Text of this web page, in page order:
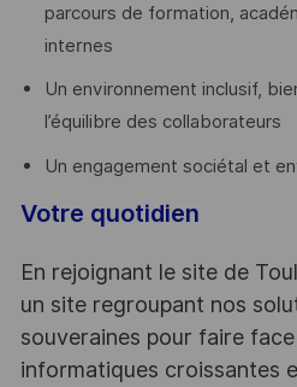
parcours de formation,
internes
Un environnement inclusif,
l’équilibre des collaborateurs
Un engagement sociétal et
Votre quotidien
En rejoignant le site de
un site regroupant nos
souveraines pour faire
informatiques croissantes